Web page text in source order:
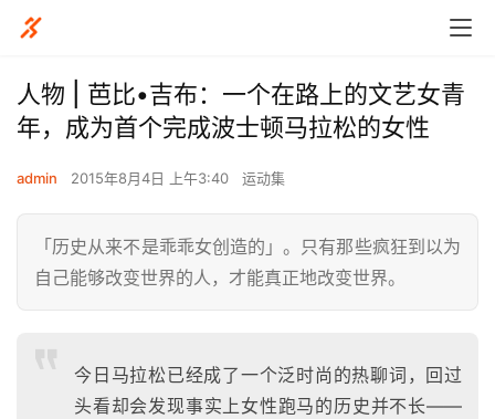
人物 | 芭比•吉布：一个在路上的文艺女青
年，成为首个完成波士顿马拉松的女性
admin 2015年8月4日 上午3:40 运动集
「历史从来不是乖乖女创造的」。只有那些疯狂到以为
自己能够改变世界的人，才能真正地改变世界。
今日马拉松已经成了一个泛时尚的热聊词，回过
头看却会发现事实上女性跑马的历史并不长——